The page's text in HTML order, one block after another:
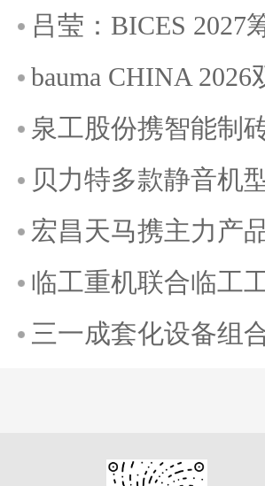
吕莹：BICES 2027
bauma CHINA
泉工股份携智能制
贝力特多款静音机
宏昌天马携主力产
临工重机联合临工
三一成套化设备组